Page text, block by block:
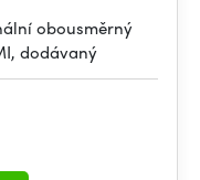
obousměrný
dodávaný